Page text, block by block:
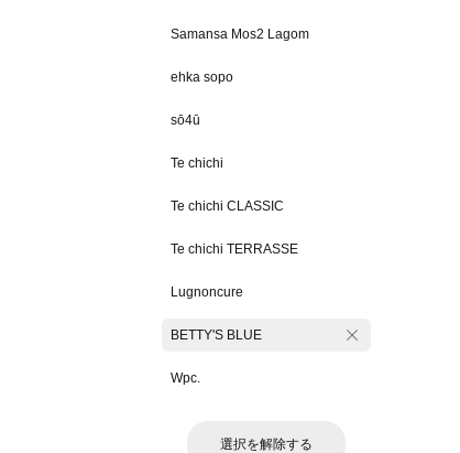
Samansa Mos2 Lagom
ehka sopo
sō4ū
Te chichi
Te chichi CLASSIC
Te chichi TERRASSE
Lugnoncure
BETTY'S BLUE
Wpc.
選択を解除する